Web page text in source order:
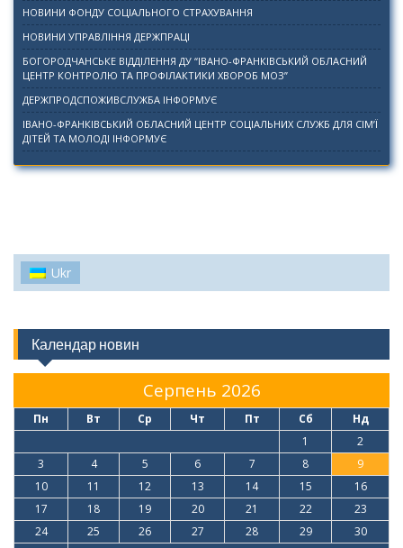
НОВИНИ ФОНДУ СОЦІАЛЬНОГО СТРАХУВАННЯ
НОВИНИ УПРАВЛІННЯ ДЕРЖПРАЦІ
БОГОРОДЧАНСЬКЕ ВІДДІЛЕННЯ ДУ “ІВАНО-ФРАНКІВСЬКИЙ ОБЛАСНИЙ
ЦЕНТР КОНТРОЛЮ ТА ПРОФІЛАКТИКИ ХВОРОБ МОЗ”
ДЕРЖПРОДСПОЖИВСЛУЖБА ІНФОРМУЄ
ІВАНО-ФРАНКІВСЬКИЙ ОБЛАСНИЙ ЦЕНТР СОЦІАЛЬНИХ СЛУЖБ ДЛЯ СІМ’Ї
ДІТЕЙ ТА МОЛОДІ ІНФОРМУЄ
Ukr
Календар новин
Серпень 2026
Пн Вт Ср Чт Пт Сб
Нд
1
2
3
4 5 6 7 8
9
10
11 12 13 14 15
16
17
18 19 20 21 22
23
24
25 26 27 28 29
30